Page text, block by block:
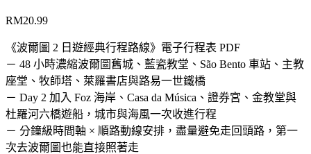
RM20.99
《波爾圖 2 日遊經典行程路線》電子行程表 PDF
－ 48 小時濃縮波爾圖舊城、藍瓷教堂、São Bento 車站、主教
座堂、牧師塔、萊羅書店與路易一世鐵橋
－ Day 2 加入 Foz 海岸、Casa da Música、證券宮、金教堂與
杜羅河六橋遊船，城市與海風一次收進行程
－ 分鐘級時間軸 × 順路動線安排，盡量避免走回頭路，第一
次去波爾圖也能直接照著走